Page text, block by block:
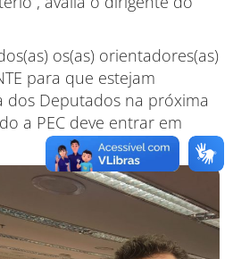
os(as) orientadores(as)
para que estejam
dos Deputados na próxima
a PEC deve entrar em